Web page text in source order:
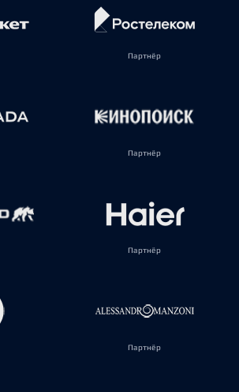
Партнёр
Партнёр
Партнёр
Партнёр